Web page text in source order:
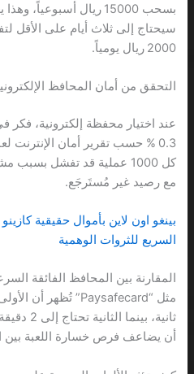
بسحب 15000 ريال
سيحتاج إلى ثلاث أيام على الأقل
2000 ريال يومياً.
التحقق من أمان المحافظ
عند اختيار محفظة إلكترونية،
كل 1000 عملية قد تفشل
مع رصيد غير مُستَرجَع.
بينغو اون لاين بأموال حقيقية
السريع للثروات الوهمية
أن يضاعف فرص خسارة اللعبة بين